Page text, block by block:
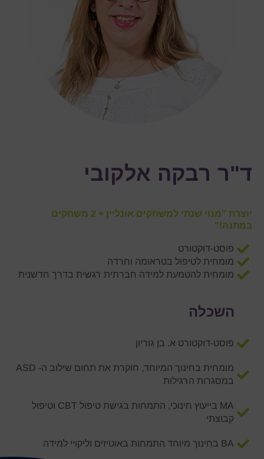
ד"ר רבקה אלקובי
יוצרת "מנוי שנתי למשחקים אונליין + 2 משחקים
במתנה!"
פוסט-דוקטורט
מומחית לטיפול בטראומה וחרדה
מומחית להטמעת למידה חברתית רגשית בדרך חדשנית
השכלה
פוסט-דוקטורט א. בן גוריון
מומחית בחינוך המיוחד, חוקרת את תחום שילוב ה- ASD
במסגרות הרגילות
MA בייעוץ חינוכי, התמחות בגישת טיפול CBT וטיפול
קבוצתי
BA בחינוך מיוחד התמחות באוטיזים וליקויי למידה